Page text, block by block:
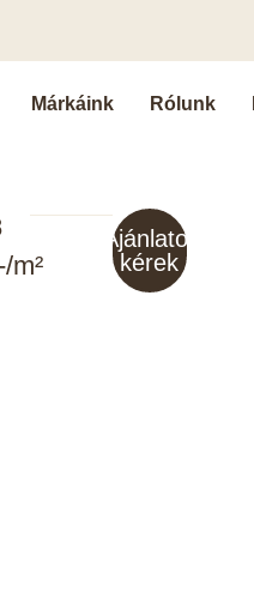
Márkáink Rólunk
m²
Ajánlatot
kérek